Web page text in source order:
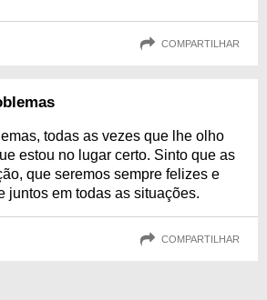
COMPARTILHAR
todas as vezes que lhe olho
estou no lugar certo. Sinto que as
que seremos sempre felizes e
juntos em todas as situações.
COMPARTILHAR